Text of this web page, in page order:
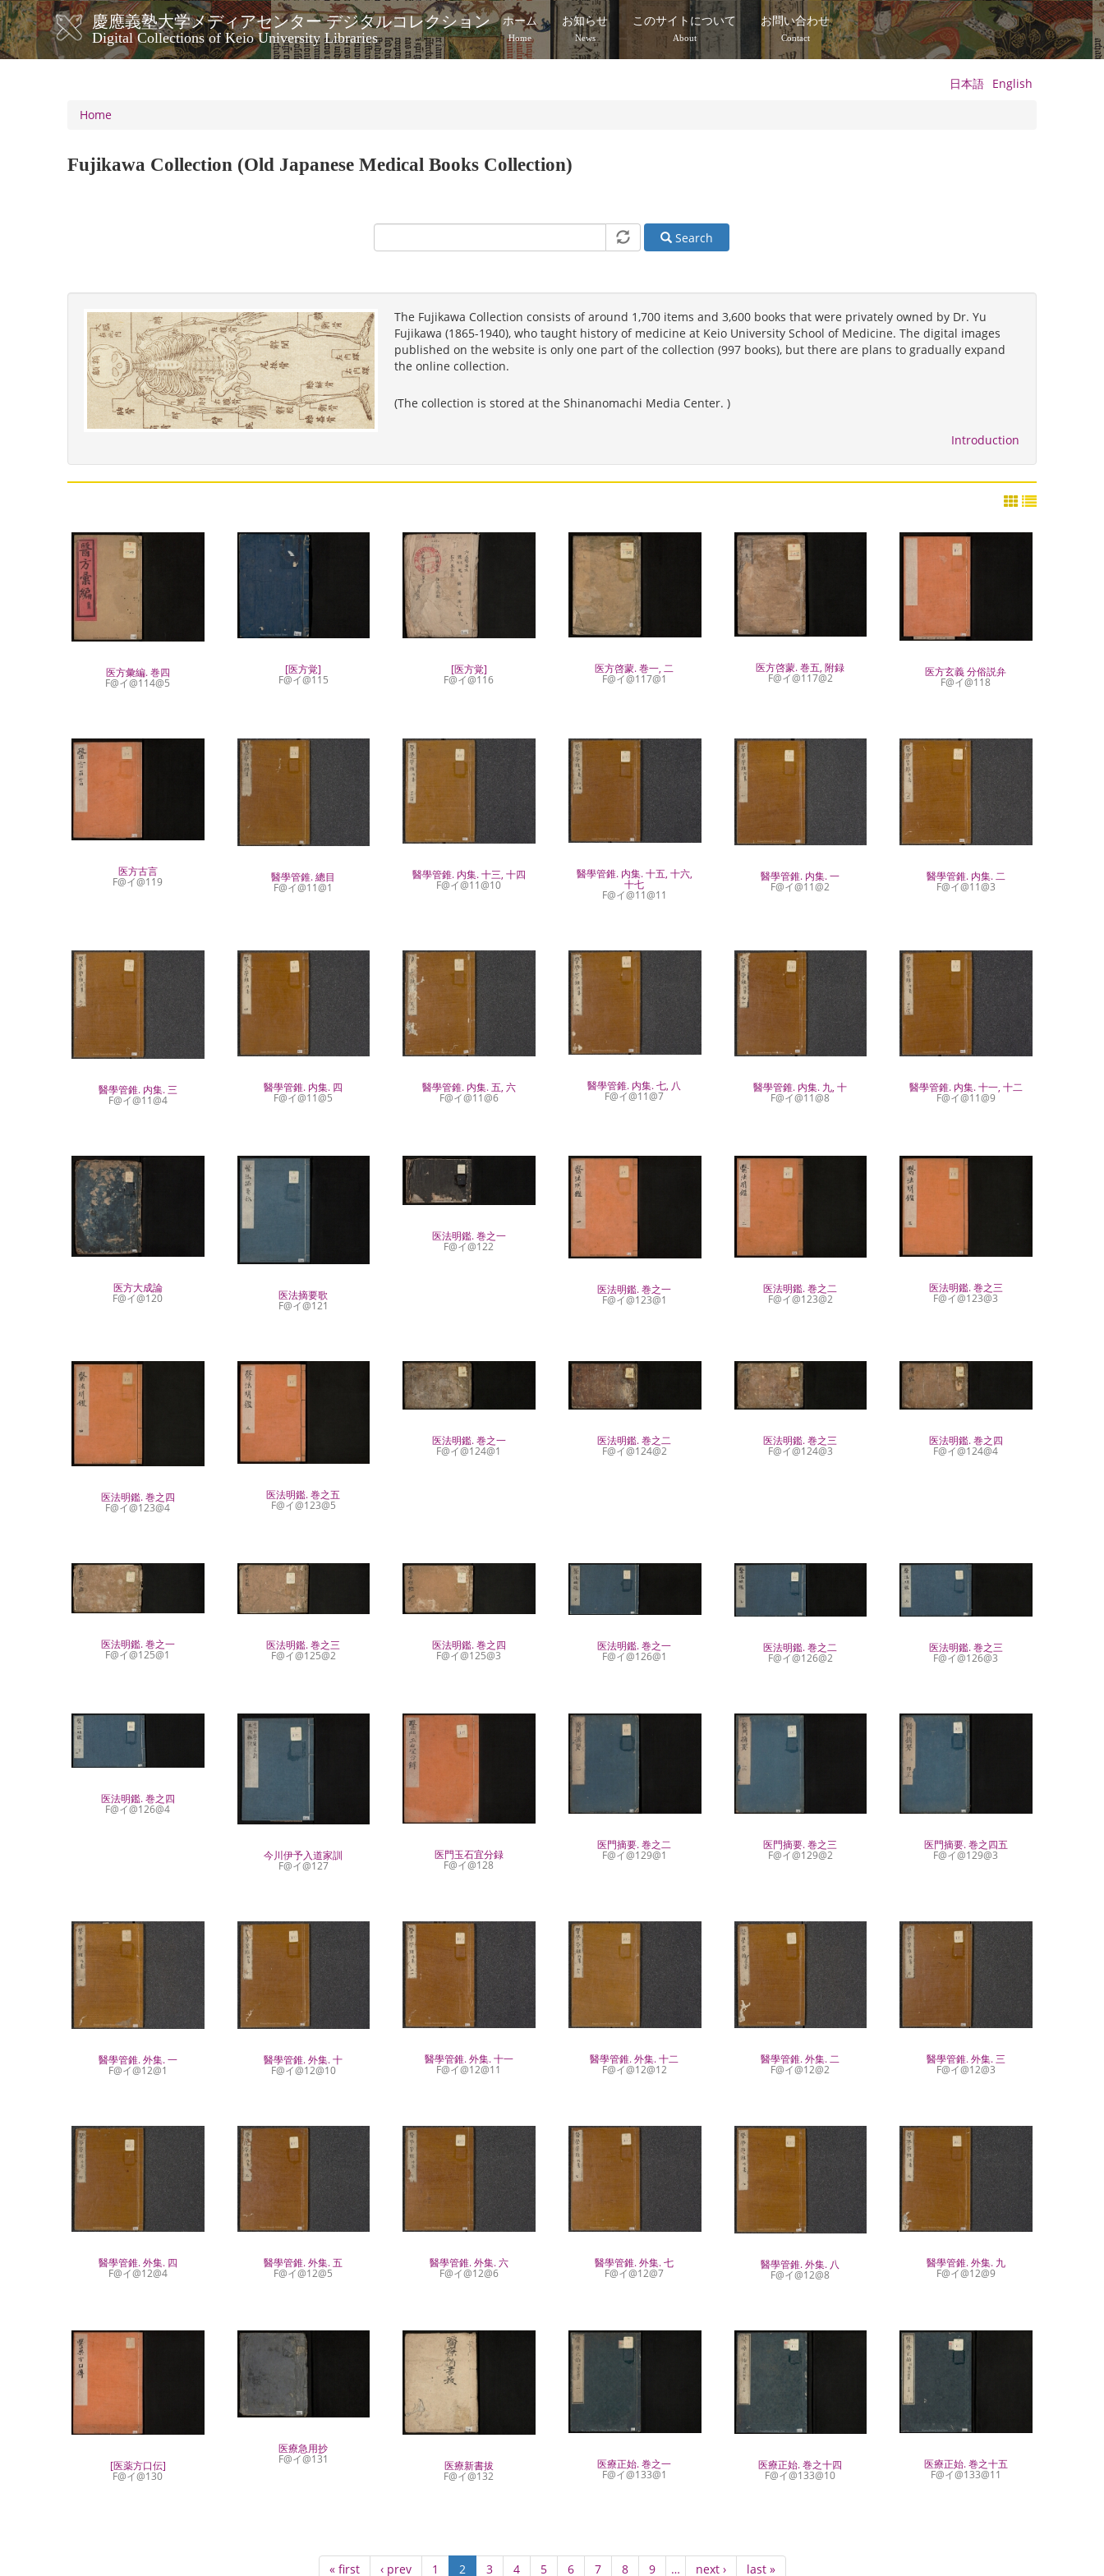
Skip
to
main
content
慶應義塾大学メディアセンター デジタルコレクション
Digital Collections of Keio University Libraries
メ
イ
ビ
シ
ホーム
Home
お知らせ
News
このサイトについて
About
お問い合わせ
Contact
日本語 English
Home
Fujikawa Collection (Old Japanese Medical Books Collection)
Search
The Fujikawa Collection consists of around 1,700 items and 3,600 books that were privately owned by Dr. Yu
Fujikawa (1865-1940), who taught history of medicine at Keio University School of Medicine. The digital images
published on the website is only one part of the collection (997 books), but there are plans to gradually expand
the online collection.
(The collection is stored at the Shinanomachi Media Center. )
Introduction
医方彙編. 巻四
F@イ@114@5
[医方覚]
F@イ@115
[医方覚]
F@イ@116
医方啓蒙. 巻一, 二
F@イ@117@1
医方啓蒙. 巻五, 附録
F@イ@117@2 医方玄義 分俗説弁
F@イ@118
医方古言
F@イ@119 醫學管錐. 總目
F@イ@11@1
醫學管錐. 内集. 十三, 十四
F@イ@11@10
醫學管錐. 内集. 十五, 十六,
十七
F@イ@11@11
醫學管錐. 内集. 一
F@イ@11@2
醫學管錐. 内集. 二
F@イ@11@3
醫學管錐. 内集. 三
F@イ@11@4
醫學管錐. 内集. 四
F@イ@11@5
醫學管錐. 内集. 五, 六
F@イ@11@6
醫學管錐. 内集. 七, 八
F@イ@11@7
醫學管錐. 内集. 九, 十
F@イ@11@8
醫學管錐. 内集. 十一, 十二
F@イ@11@9
医方大成論
F@イ@120 医法摘要歌
F@イ@121
医法明鑑. 巻之一
F@イ@122
医法明鑑. 巻之一
F@イ@123@1
医法明鑑. 巻之二
F@イ@123@2
医法明鑑. 巻之三
F@イ@123@3
医法明鑑. 巻之四
F@イ@123@4
医法明鑑. 巻之五
F@イ@123@5
医法明鑑. 巻之一
F@イ@124@1
医法明鑑. 巻之二
F@イ@124@2
医法明鑑. 巻之三
F@イ@124@3
医法明鑑. 巻之四
F@イ@124@4
医法明鑑. 巻之一
F@イ@125@1
医法明鑑. 巻之三
F@イ@125@2
医法明鑑. 巻之四
F@イ@125@3
医法明鑑. 巻之一
F@イ@126@1
医法明鑑. 巻之二
F@イ@126@2
医法明鑑. 巻之三
F@イ@126@3
医法明鑑. 巻之四
F@イ@126@4
今川伊予入道家訓
F@イ@127
医門玉石宜分録
F@イ@128
医門摘要. 巻之二
F@イ@129@1
医門摘要. 巻之三
F@イ@129@2
医門摘要. 巻之四五
F@イ@129@3
醫學管錐. 外集. 一
F@イ@12@1
醫學管錐. 外集. 十
F@イ@12@10
醫學管錐. 外集. 十一
F@イ@12@11
醫學管錐. 外集. 十二
F@イ@12@12
醫學管錐. 外集. 二
F@イ@12@2
醫學管錐. 外集. 三
F@イ@12@3
醫學管錐. 外集. 四
F@イ@12@4
醫學管錐. 外集. 五
F@イ@12@5
醫學管錐. 外集. 六
F@イ@12@6
醫學管錐. 外集. 七
F@イ@12@7
醫學管錐. 外集. 八
F@イ@12@8
醫學管錐. 外集. 九
F@イ@12@9
[医薬方口伝]
F@イ@130
医療急用抄
F@イ@131 医療新書拔
F@イ@132
医療正始. 巻之一
F@イ@133@1
医療正始. 巻之十四
F@イ@133@10
医療正始. 巻之十五
F@イ@133@11
First
« first Previous
‹ prev Page
1 Current
2 Page
3 Page
4 Page
5 Page
6 Page
7 Page
8 Page
9 … Next
next › Last
last »